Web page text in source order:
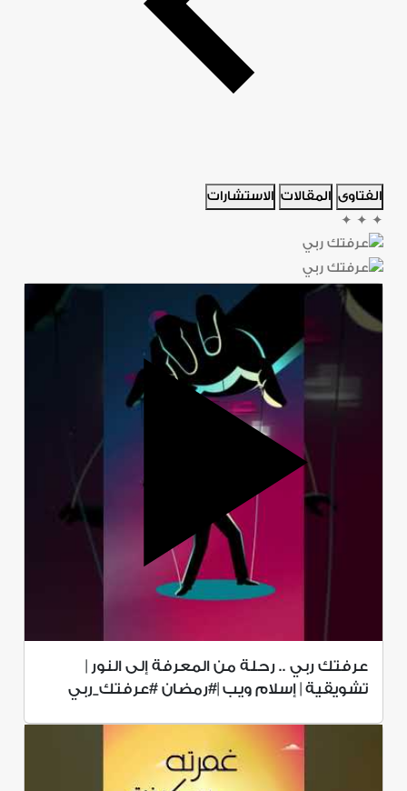
الفتاوى المقالات الاستشارات
✦
✦
✦
عرفتك ربي .. رحلة من المعرفة إلى النور |
تشويقية | إسلام ويب |#رمضان #عرفتك_ربي